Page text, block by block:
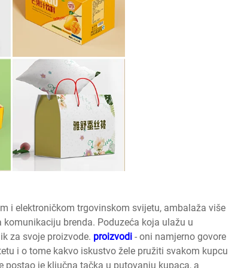
i elektroničkom trgovinskom svijetu, ambalaža više
brenda. Poduzeća koja ulažu u
za svoje proizvode. proizvodi - oni namjerno govore
i o tome kakvo iskustvo žele pružiti svakom kupcu
je ključna tačka u putovanju kupaca, a